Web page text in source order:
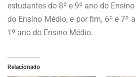
estudantes do 8º e 9º ano do
do Ensino Médio, e por fim, 6º e 7º
1º ano do Ensino Médio.
Relacionado